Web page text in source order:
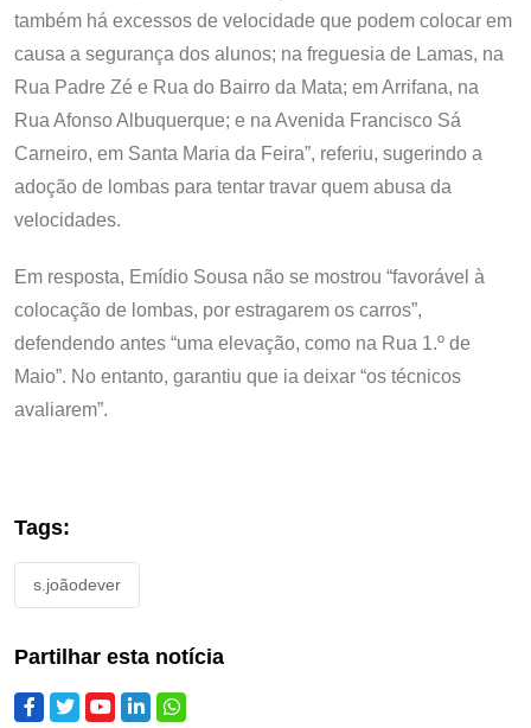
também há excessos de velocidade que podem colocar em
causa a segurança dos alunos; na freguesia de Lamas, na
Rua Padre Zé e Rua do Bairro da Mata; em Arrifana, na
Rua Afonso Albuquerque; e na Avenida Francisco Sá
Carneiro, em Santa Maria da Feira”, referiu, sugerindo a
adoção de lombas para tentar travar quem abusa da
velocidades.
Em resposta, Emídio Sousa não se mostrou “favorável à
colocação de lombas, por estragarem os carros”,
defendendo antes “uma elevação, como na Rua 1.º de
Maio”. No entanto, garantiu que ia deixar “os técnicos
avaliarem”.
Tags:
s.joãodever
Partilhar esta notícia